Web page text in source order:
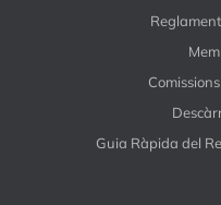
Guia Ràpida del